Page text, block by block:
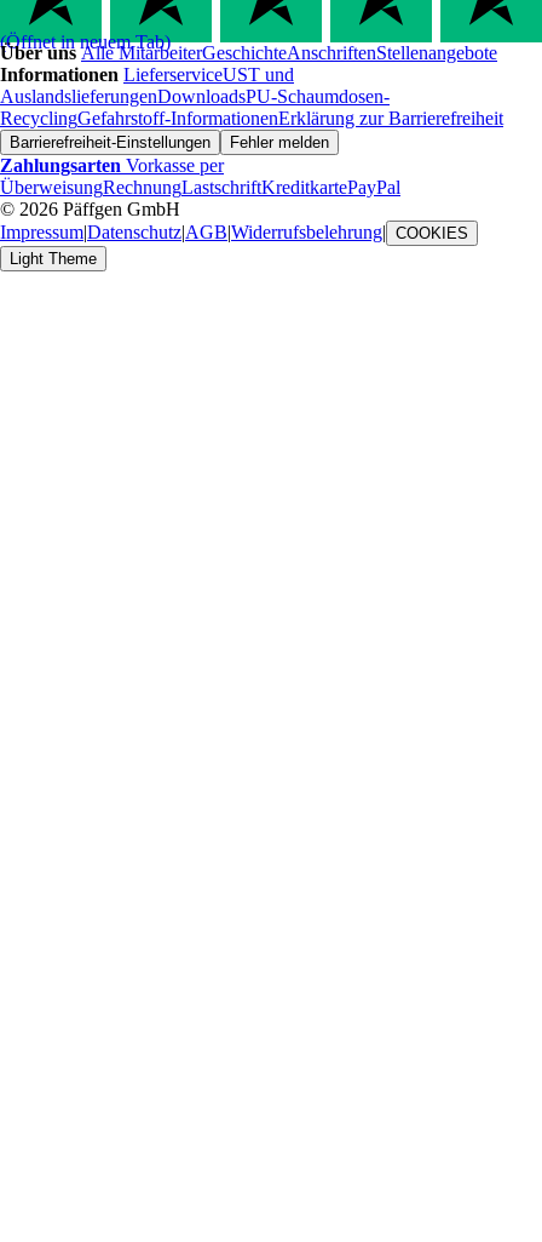
(Öffnet in neuem Tab)
Über unsAlle MitarbeiterGeschichteAnschriftenStellenangebote
Informationen LieferserviceUST und
AuslandslieferungenDownloadsPU-Schaumdosen-
RecyclingGefahrstoff-InformationenErklärung zur Barrierefreiheit
Barrierefreiheit-Einstellungen Fehler melden
Zahlungsarten Vorkasse per
ÜberweisungRechnungLastschriftKreditkartePayPal
© 2026 Päffgen GmbH
Impressum|Datenschutz|AGB|Widerrufsbelehrung| COOKIES
Light Theme